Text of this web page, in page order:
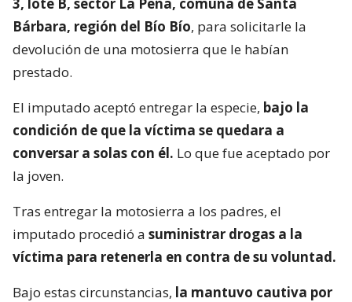
Bárbara, región del Bío Bío, para solicitarle la
devolución de una motosierra que le habían
prestado.
El imputado aceptó entregar la especie, bajo la
condición de que la víctima se quedara a
conversar a solas con él. Lo que fue aceptado por
la joven.
Tras entregar la motosierra a los padres, el
imputado procedió a suministrar drogas a la
víctima para retenerla en contra de su voluntad.
Bajo estas circunstancias, la mantuvo cautiva por